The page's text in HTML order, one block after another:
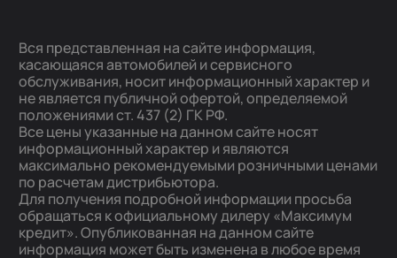
Вся представленная на сайте информация,
касающаяся автомобилей и сервисного
обслуживания, носит информационный характер и
не является публичной офертой, определяемой
положениями ст. 437 (2) ГК РФ.
Все цены указанные на данном сайте носят
информационный характер и являются
максимально рекомендуемыми розничными ценами
по расчетам дистрибьютора.
Для получения подробной информации просьба
обращаться к официальному дилеру «Максимум
кредит». Опубликованная на данном сайте
информация может быть изменена в любое время